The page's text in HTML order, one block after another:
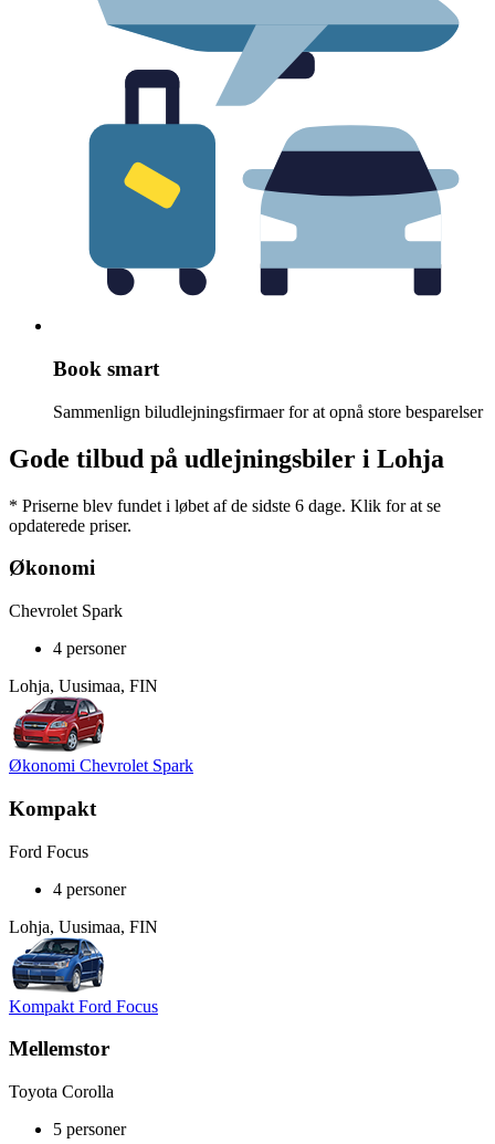
Book smart
Sammenlign biludlejningsfirmaer for at opnå store besparelser
Gode tilbud på udlejningsbiler i Lohja
* Priserne blev fundet i løbet af de sidste 6 dage. Klik for at se
opdaterede priser.
Økonomi
Chevrolet Spark
4 personer
Lohja, Uusimaa, FIN
Økonomi Chevrolet Spark
Kompakt
Ford Focus
4 personer
Lohja, Uusimaa, FIN
Kompakt Ford Focus
Mellemstor
Toyota Corolla
5 personer